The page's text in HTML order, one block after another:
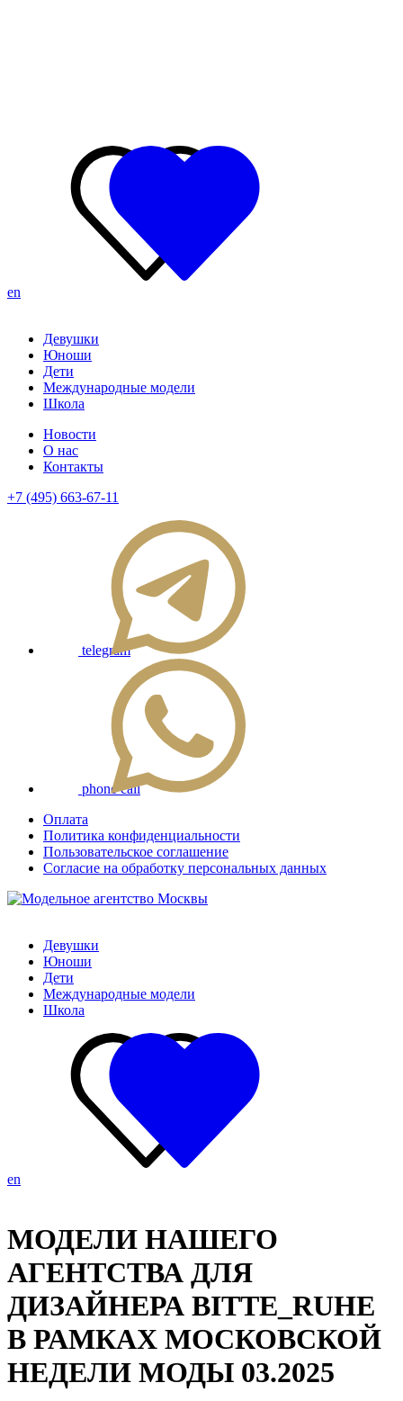
en
Девушки
Юноши
Дети
Международные модели
Школа
Новости
О нас
Контакты
+7 (495) 663-67-11
telegram
phone call
Оплата
Политика конфиденциальности
Пользовательское соглашение
Согласие на обработку персональных данных
Девушки
Юноши
Дети
Международные модели
Школа
en
МОДЕЛИ НАШЕГО
АГЕНТСТВА ДЛЯ
ДИЗАЙНЕРА BITTE_RUHE
В РАМКАХ МОСКОВСКОЙ
НЕДЕЛИ МОДЫ 03.2025